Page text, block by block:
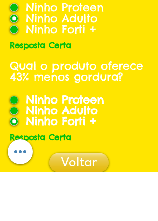
Ninho Proteen
Ninho Adulto
Ninho Forti +
Resposta Certa
Qual o produto oferece
43% menos gordura?
Ninho Proteen
Ninho Adulto
Ninho Forti +
Resposta Certa
Voltar